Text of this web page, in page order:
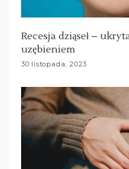
Recesja dziąseł –
uzębieniem
30 listopada, 2023